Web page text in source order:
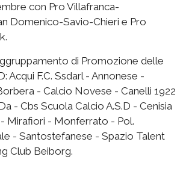
con Pro Villafranca-
Domenico-Savio-Chieri e Pro
di Promozione delle
Acqui F.C. Ssdarl - Annonese -
- Calcio Novese - Canelli 1922
- Cbs Scuola Calcio A.S.D - Cenisia
Mirafiori - Monferrato - Pol.
- Santostefanese - Spazio Talent
Club Beiborg.